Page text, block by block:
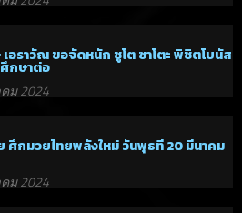
อราวัณ ขอจัดหนัก ชูโต ซาโตะ พิชิตโบนัส
กษาต่อ
ม 2024
ศึกมวยไทยพลังใหม่ วันพุธที่ 20 มีนาคม
ม 2024